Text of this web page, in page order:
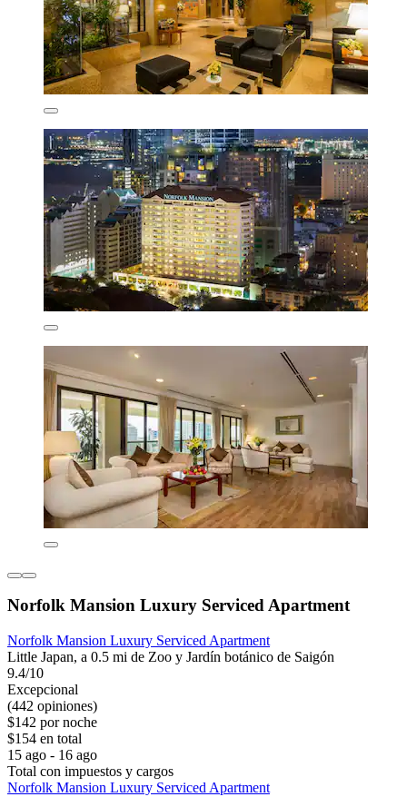
Norfolk Mansion Luxury Serviced Apartment
Norfolk Mansion Luxury Serviced Apartment
Little Japan, a 0.5 mi de Zoo y Jardín botánico de Saigón
9.4/10
Excepcional
(442 opiniones)
$142 por noche
$154 en total
15 ago - 16 ago
Total con impuestos y cargos
Norfolk Mansion Luxury Serviced Apartment